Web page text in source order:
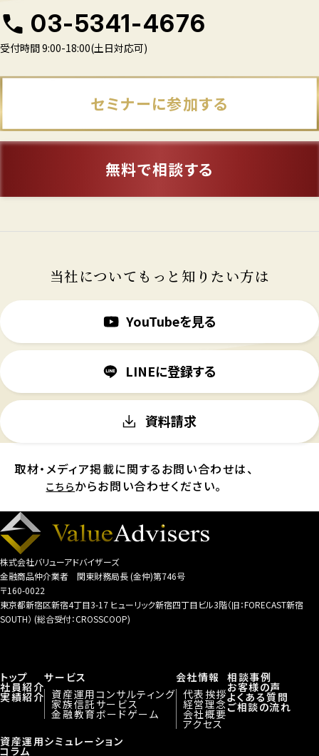
03-5341-4676
受付時間 9:00-18:00(土日対応可)
セミナーに参加する
無料で相談する
当社についてもっと知りたい方は
YouTubeを見る
LINEに登録する
資料請求
取材・メディア掲載に関するお問い合わせは、
こちらからお問い合わせください。
株式会社バリューアドバイザーズ
金融商品仲介業者 関東財務局長 (金仲)第746号
〒160-0022
東京都新宿区新宿4丁目3-17 ヒューリック新宿四丁目ビル3階（旧：FORECAST新宿
SOUTH） (総合受付：CROSSCOOP)
トップ
社員紹介
実績紹介
サービス
資産運用コンサルティング
家族信託サービス
金融教育ボードゲーム
会社情報
代表挨拶
経営理念
会社概要
アクセス
相談事例
お客様の声
よくある質問
ご相談の流れ
資産運用シミュレーション
コラム